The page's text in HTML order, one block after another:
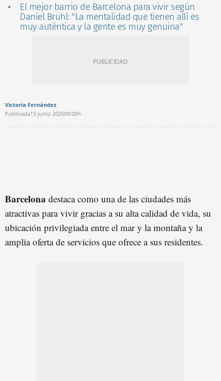
El mejor barrio de Barcelona para vivir según
Daniel Brühl: "La mentalidad que tienen allí es
muy auténtica y la gente es muy genuina"
Victoria Fernández
Publicada13 junio 202609:00h
Barcelona destaca como una de las ciudades más
atractivas para vivir gracias a su alta calidad de vida, su
ubicación privilegiada entre el mar y la montaña y la
amplia oferta de servicios que ofrece a sus residentes.